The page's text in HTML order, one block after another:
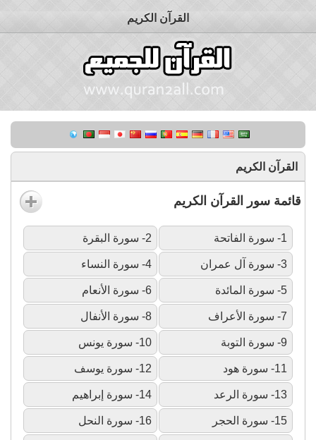
القرآن الكريم
القرآن الكريم
قائمة سور القرآن الكريم
1- سورة الفاتحة 2- سورة البقرة
3- سورة آل عمران 4- سورة النساء
5- سورة المائدة 6- سورة الأنعام
7- سورة الأعراف 8- سورة الأنفال
9- سورة التوبة 10- سورة يونس
11- سورة هود 12- سورة يوسف
13- سورة الرعد 14- سورة إبراهيم
15- سورة الحجر 16- سورة النحل